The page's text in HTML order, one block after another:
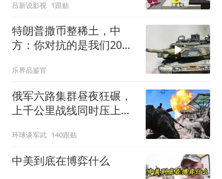
吕新说影视 1跟贴
特朗普撒币整稀土，中
方：你对抗的是我们20年
乐界品鉴官
俄军六路集群昼夜狂碾，
上千公里战线同时压上，
制打残
环球谈军武 140跟贴
中美到底在博弈什么